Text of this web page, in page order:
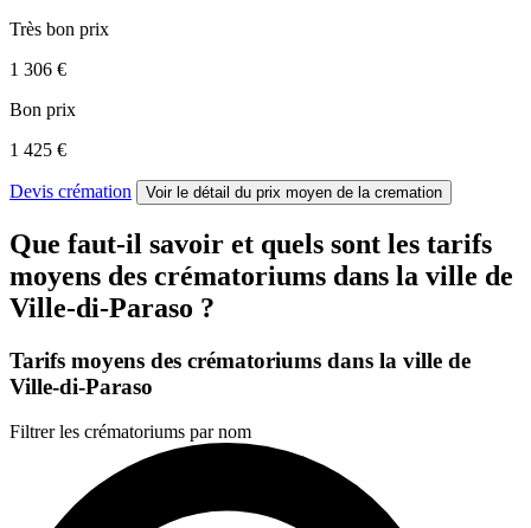
Très bon prix
1 306 €
Bon prix
1 425 €
Devis crémation Voir le détail du prix moyen de la cremation
Que faut-il savoir et quels sont les tarifs
moyens des crématoriums dans la ville de
Ville-di-Paraso ?
Tarifs moyens des crématoriums dans la ville de
Ville-di-Paraso
Filtrer les crématoriums par nom